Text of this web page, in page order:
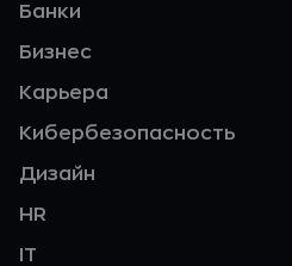
Банки
Бизнес
Карьера
Кибербезопасность
Дизайн
HR
IT